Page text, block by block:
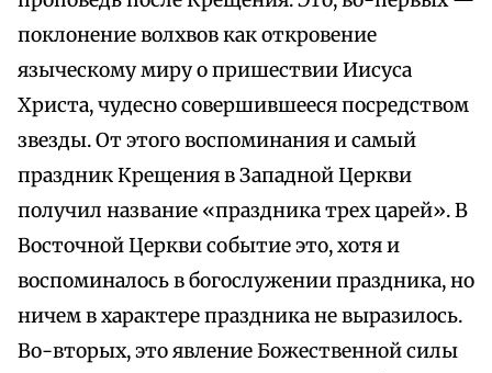
поклонение волхвов как откровение
языческому миру о пришествии Иисуса
Христа, чудесно совершившееся посредством
звезды. От этого воспоминания и самый
праздник Крещения в Западной Церкви
получил название «праздника трех царей». В
Восточной Церкви событие это, хотя и
воспоминалось в богослужении праздника, но
ничем в характере праздника не выразилось.
Во-вторых, это явление Божественной силы